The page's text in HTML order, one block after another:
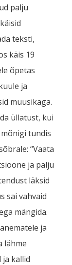
palju
teksti,
käis 19
õpetas
ja
muusikaga.
üllatust, kui
tundis
“Vaata
ja palju
läksid
sai vahvaid
mängida.
ja
lähme
ja kallid